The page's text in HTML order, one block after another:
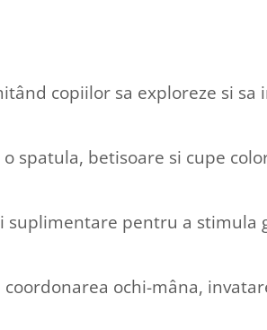
copiilor sa exploreze si
spatula, betisoare si cupe
pentru a stimula
ochi-mâna,